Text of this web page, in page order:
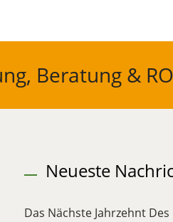
Beratung &
Neueste
Das Nächste Jahrzehnt Des